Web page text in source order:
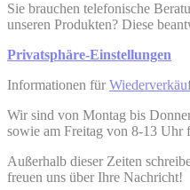
Sie brauchen telefonische
unseren Produkten? Diese
Privatsphäre-Einstellungen
Informationen für
Wir sind von Montag bis
sowie am Freitag von 8-13 Uhr
Außerhalb dieser Zeiten
freuen uns über Ihre Nachricht!